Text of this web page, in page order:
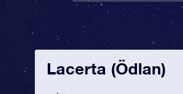
Lacerta (Ödlan)